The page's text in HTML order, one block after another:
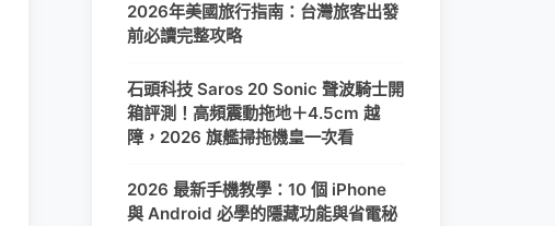
2026年美國旅行指南：台灣旅客出發
前必讀完整攻略
石頭科技 Saros 20 Sonic 聲波騎士開
箱評測！高頻震動拖地＋4.5cm 越
障，2026 旗艦掃拖機皇一次看
2026 最新手機教學：10 個 iPhone
與 Android 必學的隱藏功能與省電秘